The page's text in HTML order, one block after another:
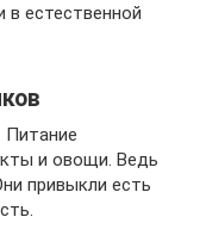
в естественной
Питание
и овощи. Ведь
привыкли есть